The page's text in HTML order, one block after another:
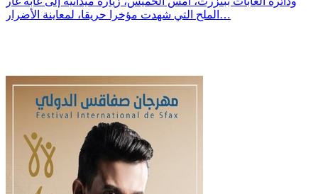
الملح التي شهدت مؤخرا حريقا، لمعاينة الأضرار…